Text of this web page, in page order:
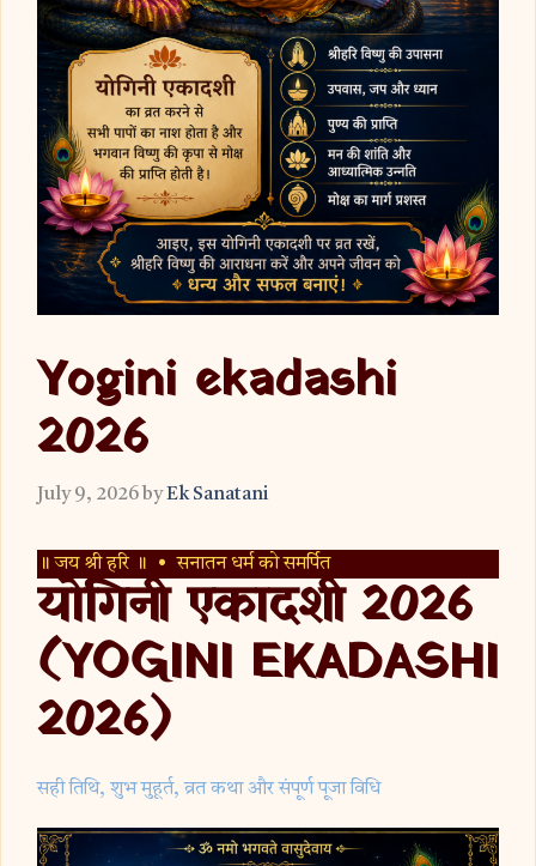
Yogini ekadashi
2026
July 9, 2026 byEk Sanatani
॥ जय श्री हरि ॥ • सनातन धर्म को समर्पित
योगिनी एकादशी 2026
(YOGINI EKADASHI
2026)
सही तिथि, शुभ मुहूर्त, व्रत कथा और संपूर्ण पूजा विधि